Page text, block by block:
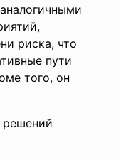
риска, что
пути
того, он
решений